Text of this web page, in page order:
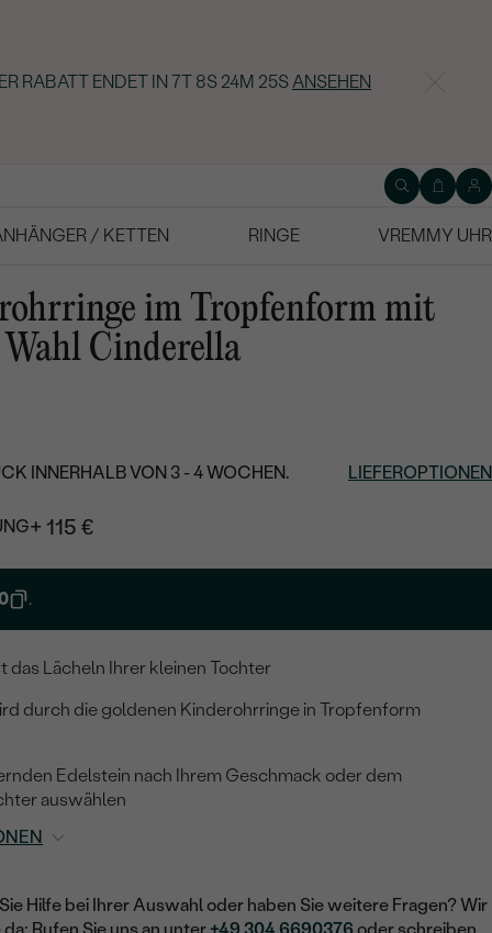
RABATT ENDET IN7T 8S 24M 24SANSEHEN
/ KETTEN RINGE
VREMMY UHR
im Tropfenform mit
Cinderella
INNERHALB VON 3 - 4 WOCHEN. LIEFEROPTIONEN
+ 115 €
.
das Lächeln Ihrer kleinen Tochter
durch die goldenen Kinderohrringe in Tropfenform
Edelstein nach Ihrem Geschmack oder dem
auswählen
Hilfe bei Ihrer Auswahl oder haben Sie weitere Fragen? Wir